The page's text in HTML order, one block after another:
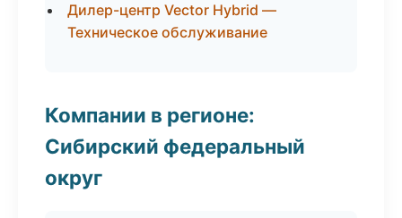
Дилер-центр Vector Hybrid —
Техническое обслуживание
Компании в регионе:
Сибирский федеральный
округ